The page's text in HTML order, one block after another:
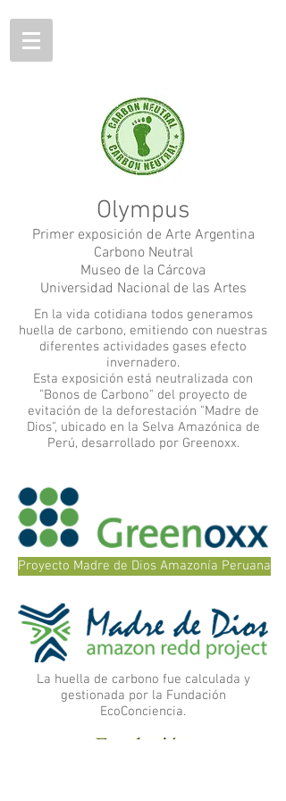
Olympus
Primer exposición de Arte Argentina
Carbono Neutral
Museo de la Cárcova
Universidad Nacional de las Artes
En la vida cotidiana todos generamos
huella de carbono, emitiendo con nuestras
diferentes actividades gases efecto
invernadero.
Esta exposición está neutralizada con
"Bonos de Carbono" del proyecto de
evitación de la deforestación "Madre de
Dios", ubicado en la Selva Amazónica de
Perú, desarrollado por Greenoxx.
Proyecto Madre de Dios Amazonía Peruana
La huella de carbono fue calculada y
gestionada por la Fundación
EcoConciencia.